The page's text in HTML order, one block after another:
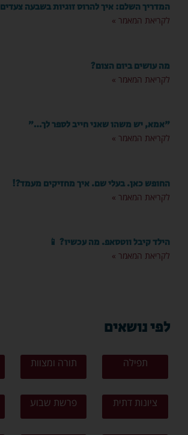
המדריך השלם: איך להרוס זוגיות בשבעה צעדים
לקריאת המאמר »
מה עושים ביום הצום?
לקריאת המאמר »
"אמא, יש משהו שאני חייב לספר לך…"
לקריאת המאמר »
החופש כאן. בעלי שם. איך מחזיקים מעמד?!
לקריאת המאמר »
הילד קיבל ווטסאפ. מה עכשיו? 📱
לקריאת המאמר »
לפי נושאים
תפילה תורה ומצוות
ציונות דתית פרשת שבוע